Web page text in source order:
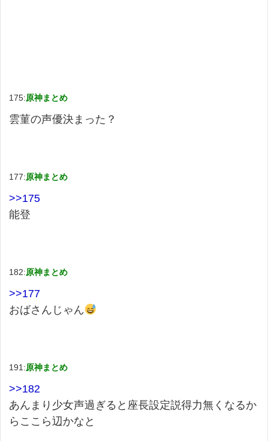
175:原神まとめ
雲菫の声優決まった？
177:原神まとめ
>>175
能登
182:原神まとめ
>>177
おばさんじゃん
191:原神まとめ
>>182
あんまり少女声過ぎると座長設定説得力無くなるか
らここら辺かなと